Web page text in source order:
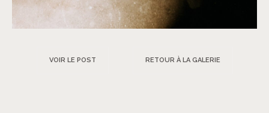
VOIR LE POST RETOUR À LA GALERIE